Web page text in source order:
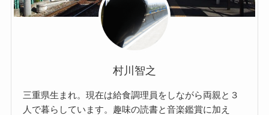
村川智之
三重県生まれ。現在は給食調理員をしながら両親と３
人で暮らしています。趣味の読書と音楽鑑賞に加え